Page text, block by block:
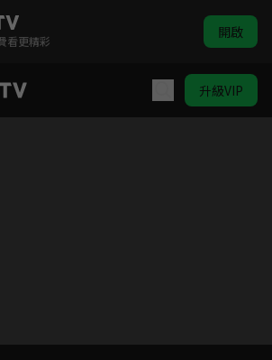
看更精彩 開啟
升級VIP